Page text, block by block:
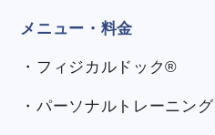
メニュー・料金
・フィジカルドック®
・パーソナルトレーニング